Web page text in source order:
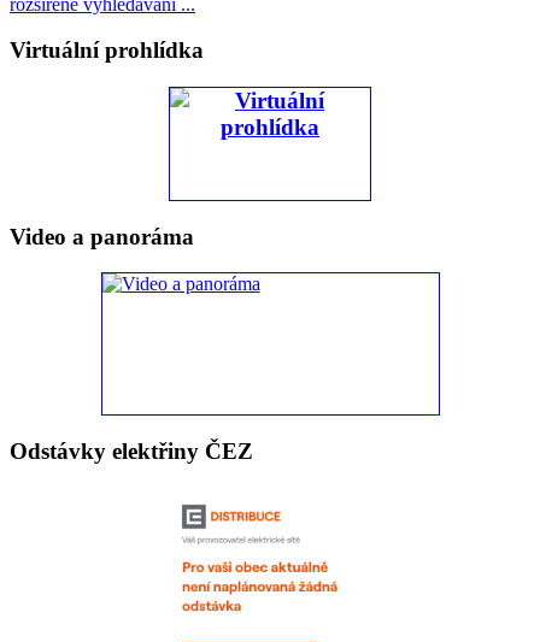
Virtuální prohlídka
Video a panoráma
Odstávky elektřiny ČEZ